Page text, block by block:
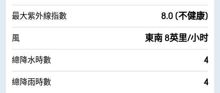
最大紫外線指數 8.0 (不健康)
風 東南 8英里/小时
總降水時數 4
總降雨時數 4